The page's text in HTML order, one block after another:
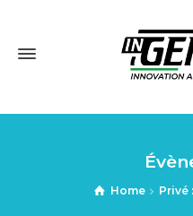
Home Privé